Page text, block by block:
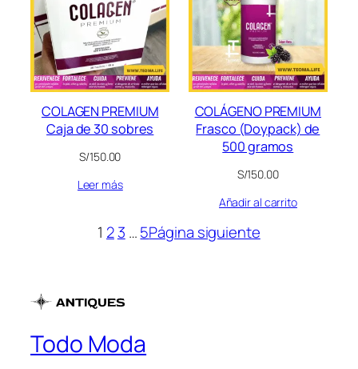
COLAGEN PREMIUM
Caja de 30 sobres
S/150.00
Leer más
COLÁGENO PREMIUM
Frasco (Doypack) de
500 gramos
S/150.00
Añadir al carrito
1 23 …5Página siguiente
Todo Moda